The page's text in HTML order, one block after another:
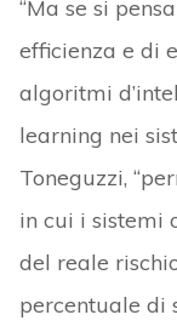
“Ma se si
efficienza e di
algoritmi
learning nei
Toneguzzi,
in cui i sistemi
del reale
percentuale di